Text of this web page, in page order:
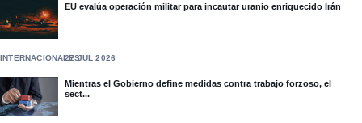
EU evalúa operación militar para incautar uranio enriquecido Irán
INTERNACIONALES27 JUL 2026
Mientras el Gobierno define medidas contra trabajo forzoso, el
sect...